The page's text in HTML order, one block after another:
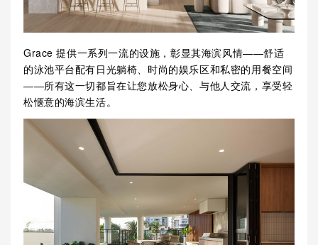
Grace 提供一系列一流的设施，彰显其海滨风情——舒适
的泳池平台配有日光躺椅、时尚的娱乐区和私密的用餐空间
——所有这一切都旨在让您放松身心、与他人交流，享受轻
松惬意的海滨生活。